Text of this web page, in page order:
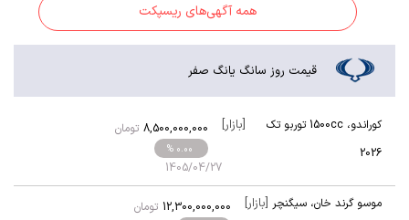
همه آگهی‌های ریسپکت
قیمت روز سانگ یانگ صفر
کوراندو،
1500cc توربو تک
دیفرانسیل
[بازار]
2026
1405/04/27
% 0.00
تومان 8,500,000,000
موسو گرند خان، سیگنچر [بازار] تومان 12,300,000,000